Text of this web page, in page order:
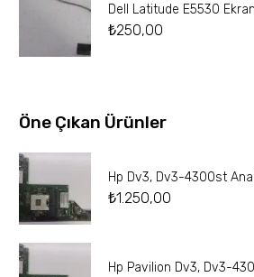
Dell Latitude E5530
₺250,00
Öne Çıkan Ürünler
Hp Dv3, Dv3-4300st
₺1.250,00
Hp Pavilion Dv3, Dv3-